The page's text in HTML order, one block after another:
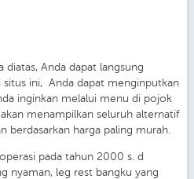
Anda dapat langsung
situs ini, Anda dapat menginputkan
inginkan melalui menu di pojok
menampilkan seluruh alternatif
berdasarkan harga paling murah.
pada tahun 2000 s. d
nyaman, leg rest bangku yang